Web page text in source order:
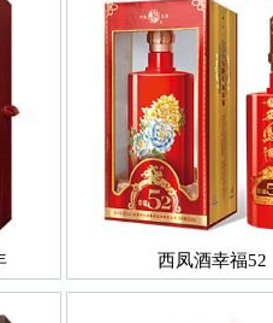
西凤酒幸福52